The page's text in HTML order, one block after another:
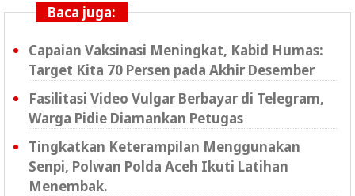
Baca juga:
Capaian Vaksinasi Meningkat, Kabid Humas:
Target Kita 70 Persen pada Akhir Desember
Fasilitasi Video Vulgar Berbayar di Telegram,
Warga Pidie Diamankan Petugas
Tingkatkan Keterampilan Menggunakan
Senpi, Polwan Polda Aceh Ikuti Latihan
Menembak.